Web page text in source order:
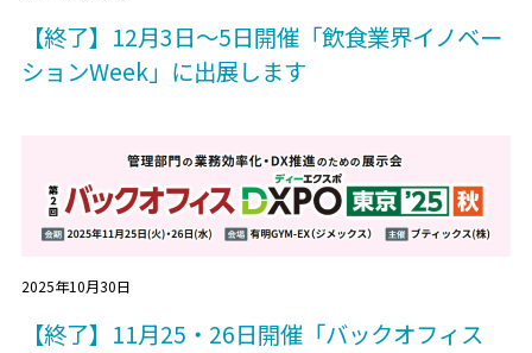
【終了】12月3日～5日開催「飲食業界イノベー
ションWeek」に出展します
2025年10月30日
【終了】11月25・26日開催「バックオフィス